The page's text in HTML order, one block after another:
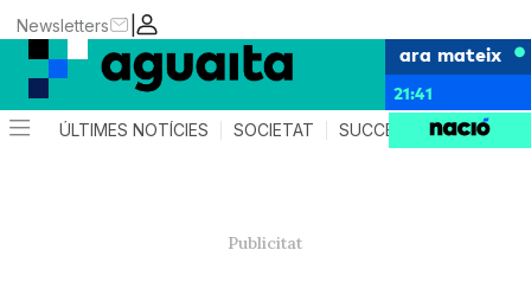
|
Newsletters
ara mateix
21:41
ÚLTIMES NOTÍCIES SOCIETAT SUCCESSOS AGENDA